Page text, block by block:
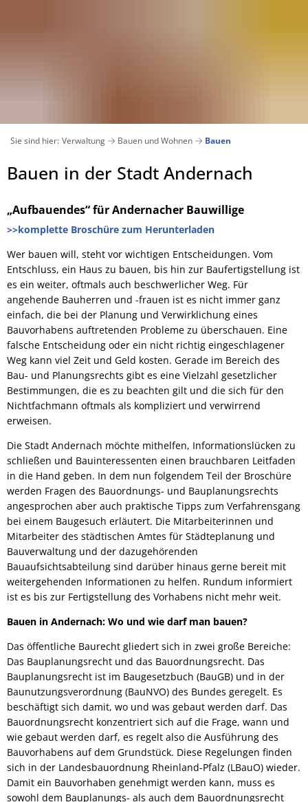
Pressemitteilungen 2026
Verkehrsbehinderungen
Bankverbindungen
Digitales Rathaus
E-Rechnung
Grünschnitt / Umweltmobil
Krisenmanagement
Leistungen A-Z
Rats- und Bürgerinfosystem
Schaden melden
Schiedsamt
Wahlen
Zulassungsstelle
Öffnungszeiten
Ausschreibungen
Bauen
städt. Grundstücksangebote
Lärmaktionsplan
Bebauungspläne/
Energieberatung
Kommunale Wärmeplanung
Beigeordnete
Bürgermeister
Datenschutz
Haushalt
Haushaltspläne
Interaktiver Haushaltsplan
Impressum
Leitbild
Oberbürgermeister
Öffentliche Bekanntmachungen
Ortsrecht/Bauleitpläne
Satzungen
Polizei- und sonstige
Zweckvereinbarungen,
Bebauungspläne und
Sonstige Satzungen nach
Veränderungssperren
Sitzungstermine
Stellenausschreibungen
Andernach geschichtlich Wiege
Gesellschaft und Soziales
Kinder, Jugend und Familie
Medizinische Versorgung
"Smarte" Bahnhofstraße
Sport und Bäder
Freibad
Stadtteile
Eich
Partnerstädte
Ekeren
Zella-
Politik
Beiräte
Sie sind hier: Verwaltung Bauen und Wohnen Bauen
Bauen
Bauen in der Stadt Andernach
„Aufbauendes“ für Andernacher Bauwillige
>>komplette Broschüre zum Herunterladen
Wer bauen will, steht vor wichtigen Entscheidungen. Vom
Entschluss, ein Haus zu bauen, bis hin zur Baufertigstellung ist
es ein weiter, oftmals auch beschwerlicher Weg. Für
angehende Bauherren und -frauen ist es nicht immer ganz
einfach, die bei der Planung und Verwirklichung eines
Bauvorhabens auftretenden Probleme zu überschauen. Eine
falsche Entscheidung oder ein nicht richtig eingeschlagener
Weg kann viel Zeit und Geld kosten. Gerade im Bereich des
Bau- und Planungsrechts gibt es eine Vielzahl gesetzlicher
Bestimmungen, die es zu beachten gilt und die sich für den
Nichtfachmann oftmals als kompliziert und verwirrend
erweisen.
Die Stadt Andernach möchte mithelfen, Informationslücken zu
schließen und Bauinteressenten einen brauchbaren Leitfaden
in die Hand geben. In dem nun folgendem Teil der Broschüre
werden Fragen des Bauordnungs- und Bauplanungsrechts
angesprochen aber auch praktische Tipps zum Verfahrensgang
bei einem Baugesuch erläutert. Die Mitarbeiterinnen und
Mitarbeiter des städtischen Amtes für Städteplanung und
Bauverwaltung und der dazugehörenden
Bauaufsichtsabteilung sind darüber hinaus gerne bereit mit
weitergehenden Informationen zu helfen. Rundum informiert
ist es bis zur Fertigstellung des Vorhabens nicht mehr weit.
Bauen in Andernach: Wo und wie darf man bauen?
Das öffentliche Baurecht gliedert sich in zwei große Bereiche:
Das Bauplanungsrecht und das Bauordnungsrecht. Das
Bauplanungsrecht ist im Baugesetzbuch (BauGB) und in der
Baunutzungsverordnung (BauNVO) des Bundes geregelt. Es
beschäftigt sich damit, wo und was gebaut werden darf. Das
Bauordnungsrecht konzentriert sich auf die Frage, wann und
wie gebaut werden darf, es regelt also die Ausführung des
Bauvorhabens auf dem Grundstück. Diese Regelungen finden
sich in der Landesbauordnung Rheinland-Pfalz (LBauO) wieder.
Damit ein Bauvorhaben genehmigt werden kann, muss es
sowohl dem Bauplanungs- als auch dem Bauordnungsrecht